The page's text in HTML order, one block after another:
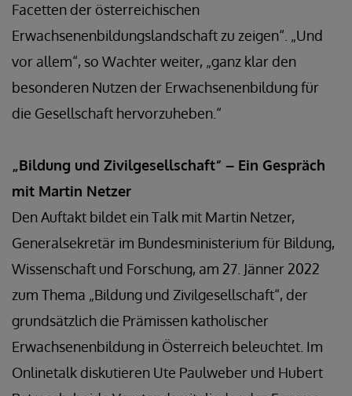
Facetten der österreichischen
Erwachsenenbildungslandschaft zu zeigen“. „Und
vor allem“, so Wachter weiter, „ganz klar den
besonderen Nutzen der Erwachsenenbildung für
die Gesellschaft hervorzuheben.“
„Bildung und Zivilgesellschaft“ – Ein Gespräch
mit Martin Netzer
Den Auftakt bildet ein Talk mit Martin Netzer,
Generalsekretär im Bundesministerium für Bildung,
Wissenschaft und Forschung, am 27. Jänner 2022
zum Thema „Bildung und Zivilgesellschaft“, der
grundsätzlich die Prämissen katholischer
Erwachsenenbildung in Österreich beleuchtet. Im
Onlinetalk diskutieren Ute Paulweber und Hubert